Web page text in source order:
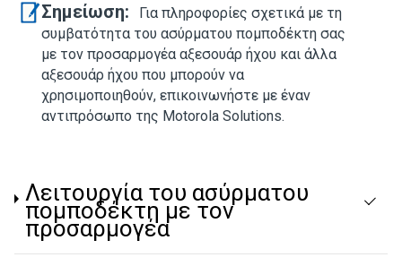
Σημείωση:
Για πληροφορίες σχετικά με τη
συμβατότητα του ασύρματου πομποδέκτη σας
με τον προσαρμογέα αξεσουάρ ήχου και άλλα
αξεσουάρ ήχου που μπορούν να
χρησιμοποιηθούν, επικοινωνήστε με έναν
αντιπρόσωπο της Motorola Solutions.
Λειτουργία του ασύρματου
πομποδέκτη με τον
προσαρμογέα